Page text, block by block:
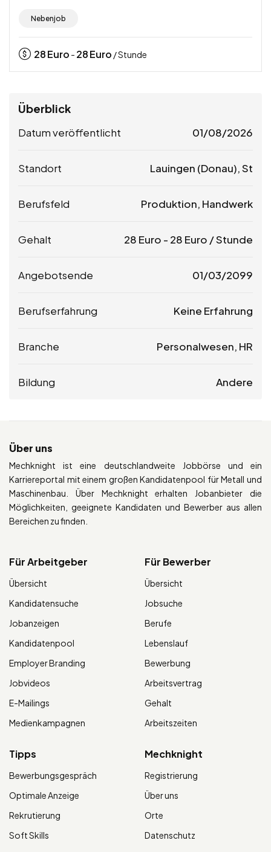
Nebenjob
28Euro - 28Euro / Stunde
Überblick
Datum veröffentlicht 01/08/2026
Standort Lauingen (Donau), St
Berufsfeld Produktion, Handwerk
Gehalt 28 Euro - 28 Euro / Stunde
Angebotsende 01/03/2099
Berufserfahrung Keine Erfahrung
Branche Personalwesen, HR
Bildung Andere
Über uns
Mechknight ist eine deutschlandweite Jobbörse und ein
Karriereportal mit einem großen Kandidatenpool für Metall und
Maschinenbau. Über Mechknight erhalten Jobanbieter die
Möglichkeiten, geeignete Kandidaten und Bewerber aus allen
Bereichen zu finden.
Für Arbeitgeber
Übersicht
Kandidatensuche
Jobanzeigen
Kandidatenpool
Employer Branding
Jobvideos
E-Mailings
Medienkampagnen
Für Bewerber
Übersicht
Jobsuche
Berufe
Lebenslauf
Bewerbung
Arbeitsvertrag
Gehalt
Arbeitszeiten
Tipps
Bewerbungsgespräch
Optimale Anzeige
Rekrutierung
Soft Skills
Mechknight
Registrierung
Über uns
Orte
Datenschutz